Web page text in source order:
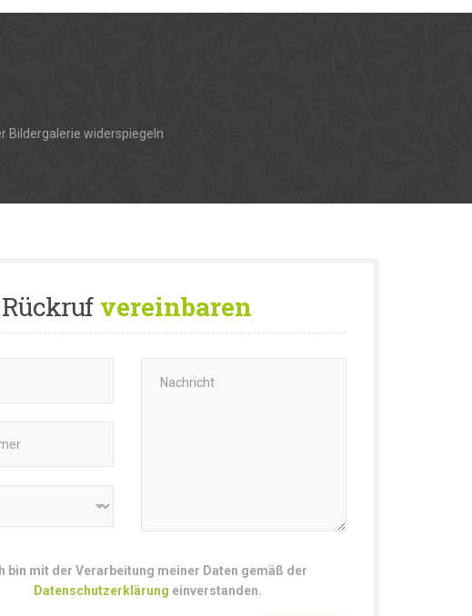
Bildergalerie widerspiegeln
Rückrufvereinbaren
bin mit der Verarbeitung meiner Daten gemäß der
Datenschutzerklärung einverstanden.